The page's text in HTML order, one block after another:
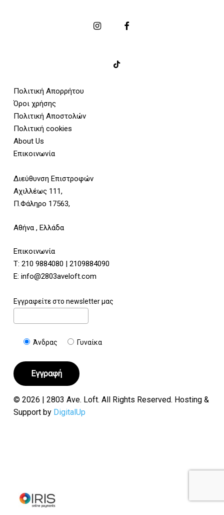
Πολιτική Απορρήτου
Όροι χρήσης
Πολιτική Αποστολών
Πολιτική cookies
About Us
Επικοινωνία
Διεύθυνση Επιστροφών
Αχιλλέως 111,
Π.Φάληρο 17563,
Αθήνα , Ελλάδα
Επικοινωνία
Τ: 210 9884080 | 2109884090
E: info@2803aveloft.com
Εγγραφείτε στο newsletter μας
Άνδρας Γυναίκα
© 2026 | 2803 Ave. Loft. All Rights Reserved. Hosting &
Support by DigitalUp